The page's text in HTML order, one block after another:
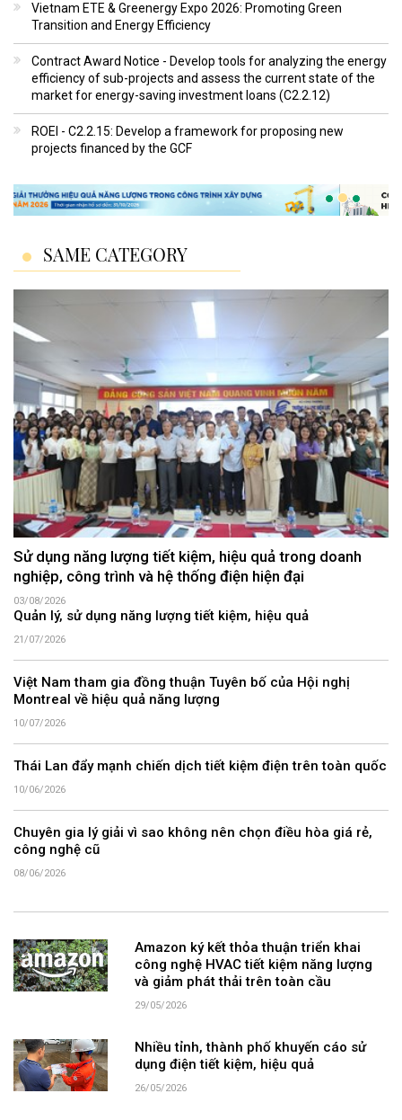
Vietnam ETE & Greenergy Expo 2026: Promoting Green
Transition and Energy Efficiency
Contract Award Notice - Develop tools for analyzing the energy
efficiency of sub-projects and assess the current state of the
market for energy-saving investment loans (C2.2.12)
ROEI - C2.2.15: Develop a framework for proposing new
projects financed by the GCF
SAME CATEGORY
Sử dụng năng lượng tiết kiệm, hiệu quả trong doanh
nghiệp, công trình và hệ thống điện hiện đại
03/08/2026
Quản lý, sử dụng năng lượng tiết kiệm, hiệu quả
21/07/2026
Việt Nam tham gia đồng thuận Tuyên bố của Hội nghị
Montreal về hiệu quả năng lượng
10/07/2026
Thái Lan đẩy mạnh chiến dịch tiết kiệm điện trên toàn quốc
10/06/2026
Chuyên gia lý giải vì sao không nên chọn điều hòa giá rẻ,
công nghệ cũ
08/06/2026
Amazon ký kết thỏa thuận triển khai
công nghệ HVAC tiết kiệm năng lượng
và giảm phát thải trên toàn cầu
29/05/2026
Nhiều tỉnh, thành phố khuyến cáo sử
dụng điện tiết kiệm, hiệu quả
26/05/2026